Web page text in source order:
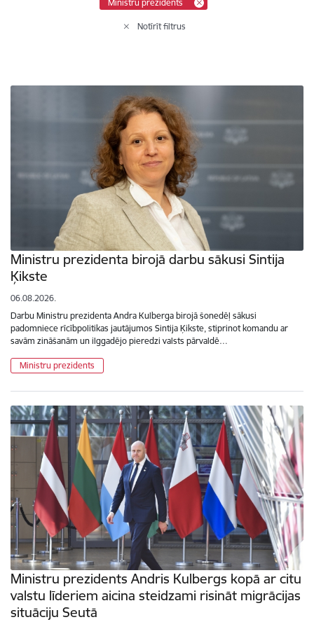
Ministru prezidents
Notīrīt filtrus
Ministru prezidenta birojā darbu sākusi Sintija
Ķikste
06.08.2026.
Darbu Ministru prezidenta Andra Kulberga birojā šonedēļ sākusi
padomniece rīcībpolitikas jautājumos Sintija Ķikste, stiprinot komandu ar
savām zināšanām un ilggadējo pieredzi valsts pārvaldē…
Ministru prezidents
Ministru prezidents Andris Kulbergs kopā ar citu
valstu līderiem aicina steidzami risināt migrācijas
situāciju Seutā